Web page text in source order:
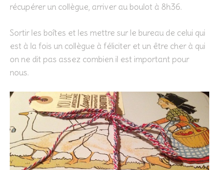
récupérer un collègue, arriver au boulot à 8h36.
Sortir les boîtes et les mettre sur le bureau de celui qui
est à la fois un collègue à féliciter et un être cher à qui
on ne dit pas assez combien il est important pour
nous.